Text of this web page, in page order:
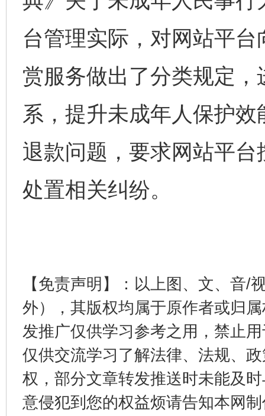
台管理实际，对网站平
赏服务做出了分类规定
系，提升未成年人保护
退款问题，要求网站平
处置相关纠纷。
【免责声明】：以上图、文、音/
外），其版权均属于原作者或归
发推广仅供学习参考之用，禁止
仅供交流学习了解法律、法规、
权，部分文章转发推送时未能及
意侵犯到您的权益烦请告知本网
完善运行机制助力责任有效落实 一纸欠
东山县通报“牛蛙产品抗生素超标问题” 法